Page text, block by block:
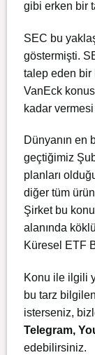
gibi erken bir
SEC bu
göstermişti.
talep eden bir
VanEck
kadar
Dünyanın en
geçtiğimiz
planları
diğer tüm
Şirket bu
alanında
Küresel ETF
Konu ile ilgili
bu tarz
isterseniz,
Telegram,
edebilirsiniz.